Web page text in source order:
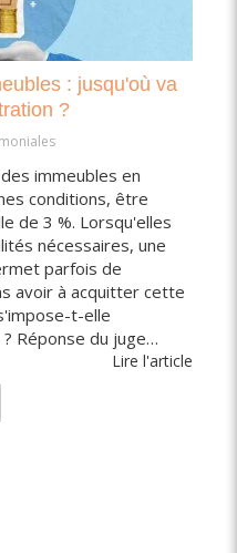
: jusqu'où va
?
immeubles en
conditions, être
de 3 %. Lorsqu'elles
nécessaires, une
parfois de
avoir à acquitter cette
t-elle
Réponse du juge…
Lire l'article